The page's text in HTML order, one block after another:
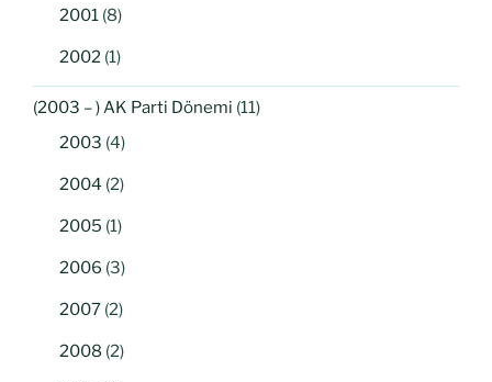
2001 (8)
2002 (1)
(2003 – ) AK Parti Dönemi (11)
2003 (4)
2004 (2)
2005 (1)
2006 (3)
2007 (2)
2008 (2)